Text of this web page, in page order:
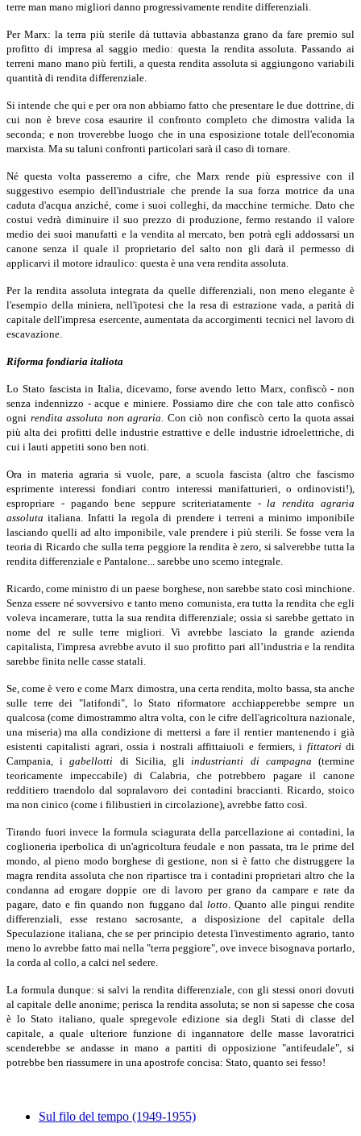
terre man mano migliori danno progressivamente rendite differenziali.
Per Marx: la terra più sterile dà tuttavia abbastanza grano da fare premio sul
profitto di impresa al saggio medio: questa la rendita assoluta. Passando ai
terreni mano mano più fertili, a questa rendita assoluta si aggiungono variabili
quantità di rendita differenziale.
Si intende che qui e per ora non abbiamo fatto che presentare le due dottrine, di
cui non è breve cosa esaurire il confronto completo che dimostra valida la
seconda; e non troverebbe luogo che in una esposizione totale dell'economia
marxista. Ma su taluni confronti particolari sarà il caso di tornare.
Né questa volta passeremo a cifre, che Marx rende più espressive con il
suggestivo esempio dell'industriale che prende la sua forza motrice da una
caduta d'acqua anziché, come i suoi colleghi, da macchine termiche. Dato che
costui vedrà diminuire il suo prezzo di produzione, fermo restando il valore
medio dei suoi manufatti e la vendita al mercato, ben potrà egli addossarsi un
canone senza il quale il proprietario del salto non gli darà il permesso di
applicarvi il motore idraulico: questa è una vera rendita assoluta.
Per la rendita assoluta integrata da quelle differenziali, non meno elegante è
l'esempio della miniera, nell'ipotesi che la resa di estrazione vada, a parità di
capitale dell'impresa esercente, aumentata da accorgimenti tecnici nel lavoro di
escavazione.
Riforma fondiaria italiota
Lo Stato fascista in Italia, dicevamo, forse avendo letto Marx, confiscò - non
senza indennizzo - acque e miniere. Possiamo dire che con tale atto confiscò
ogni rendita assoluta non agraria. Con ciò non confiscò certo la quota assai
più alta dei profitti delle industrie estrattive e delle industrie idroelettriche, di
cui i lauti appetiti sono ben noti.
Ora in materia agraria si vuole, pare, a scuola fascista (altro che fascismo
esprimente interessi fondiari contro interessi manifatturieri, o ordinovisti!),
espropriare - pagando bene seppure scriteriatamente -la rendita agraria
assolutaitaliana. Infatti la regola di prendere i terreni a minimo imponibile
lasciando quelli ad alto imponibile, vale prendere i più sterili. Se fosse vera la
teoria di Ricardo che sulla terra peggiore la rendita è zero, si salverebbe tutta la
rendita differenziale e Pantalone... sarebbe uno scemo integrale.
Ricardo, come ministro di un paese borghese, non sarebbe stato così minchione.
Senza essere né sovversivo e tanto meno comunista, era tutta la rendita che egli
voleva incamerare, tutta la sua rendita differenziale; ossia si sarebbe gettato in
nome del re sulle terre migliori. Vi avrebbe lasciato la grande azienda
capitalista, l'impresa avrebbe avuto il suo profitto pari all’industria e la rendita
sarebbe finita nelle casse statali.
Se, come è vero e come Marx dimostra, una certa rendita, molto bassa, sta anche
sulle terre dei "latifondi", lo Stato riformatore acchiapperebbe sempre un
qualcosa (come dimostrammo altra volta, con le cifre dell'agricoltura nazionale,
una miseria) ma alla condizione di mettersi a fare il rentier mantenendo i già
esistenti capitalisti agrari, ossia i nostrali affittaiuoli e fermiers, i fittatoridi
Campania, igabellotti di Sicilia, gliindustrianti di campagna(termine
teoricamente impeccabile) di Calabria, che potrebbero pagare il canone
redditiero traendolo dal sopralavoro dei contadini braccianti. Ricardo, stoico
ma non cinico (come i filibustieri in circolazione), avrebbe fatto così.
Tirando fuori invece la formula sciagurata della parcellazione ai contadini, la
coglioneria iperbolica di un'agricoltura feudale e non passata, tra le prime del
mondo, al pieno modo borghese di gestione, non si è fatto che distruggere la
magra rendita assoluta che non ripartisce tra i contadini proprietari altro che la
condanna ad erogare doppie ore di lavoro per grano da campare e rate da
pagare, dato e fin quando non fuggano dal lotto. Quanto alle pingui rendite
differenziali, esse restano sacrosante, a disposizione del capitale della
Speculazione italiana, che se per principio detesta l'investimento agrario, tanto
meno lo avrebbe fatto mai nella "terra peggiore", ove invece bisognava portarlo,
la corda al collo, a calci nel sedere.
La formula dunque: si salvi la rendita differenziale, con gli stessi onori dovuti
al capitale delle anonime; perisca la rendita assoluta; se non si sapesse che cosa
è lo Stato italiano, quale spregevole edizione sia degli Stati di classe del
capitale, a quale ulteriore funzione di ingannatore delle masse lavoratrici
scenderebbe se andasse in mano a partiti di opposizione "antifeudale", si
potrebbe ben riassumere in una apostrofe concisa: Stato, quanto sei fesso!
Sul filo del tempo (1949-1955)